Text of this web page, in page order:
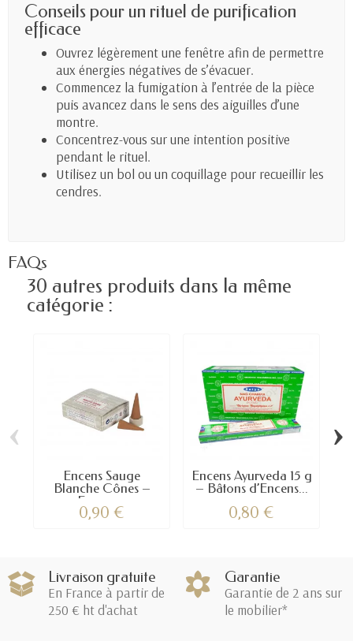
Conseils pour un rituel de purification
efficace
Ouvrez légèrement une fenêtre afin de permettre
aux énergies négatives de s’évacuer.
Commencez la fumigation à l’entrée de la pièce
puis avancez dans le sens des aiguilles d’une
montre.
Concentrez-vous sur une intention positive
pendant le rituel.
Utilisez un bol ou un coquillage pour recueillir les
cendres.
FAQs
30 autres produits dans la même
catégorie :
Encens Sauge
Blanche Cônes –
Encens...
0,90 €
Encens Ayurveda 15 g
– Bâtons d’Encens...
0,80 €
‹ ›
Livraison gratuite
En France à partir de
250 € ht d'achat
Garantie
Garantie de 2 ans sur
le mobilier*